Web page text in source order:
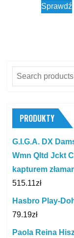
Sprawdź
Search
for:
PRODUKTY
G.I.G.A. DX
Wmn Qltd Jckt
kapturem
515.11zł
Hasbro Play-
79.19zł
Paola Reina